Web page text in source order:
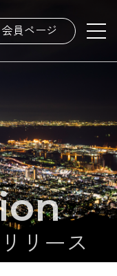
会員ページ
リース